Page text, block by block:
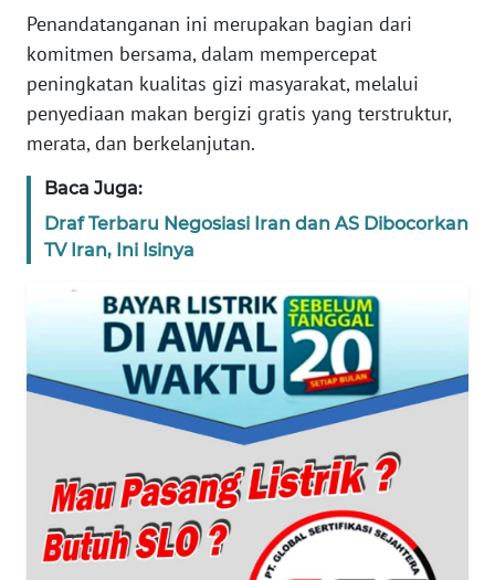
Penandatanganan ini merupakan bagian dari
komitmen bersama, dalam mempercepat
peningkatan kualitas gizi masyarakat, melalui
penyediaan makan bergizi gratis yang terstruktur,
merata, dan berkelanjutan.
Baca Juga:
Draf Terbaru Negosiasi Iran dan AS Dibocorkan
TV Iran, Ini Isinya
Wahana
News
Regional
WN
SUMUT
WN
JAKARTA
WN
BANTEN
NTT
WN
KEPRI